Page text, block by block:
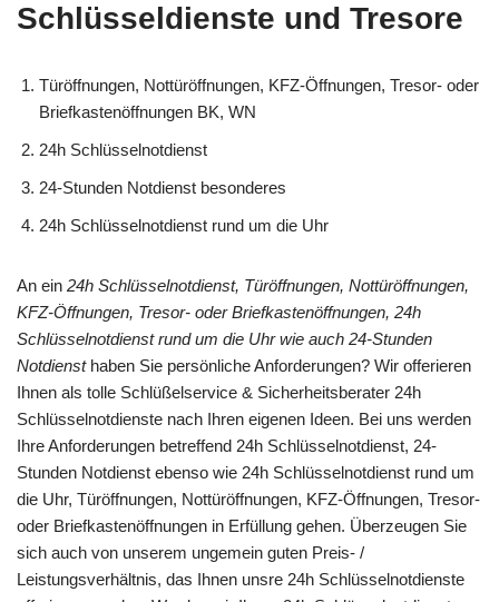
Schlüsseldienste und Tresore
Türöffnungen, Nottüröffnungen, KFZ-Öffnungen, Tresor- oder
Briefkastenöffnungen BK, WN
24h Schlüsselnotdienst
24-Stunden Notdienst besonderes
24h Schlüsselnotdienst rund um die Uhr
An ein 24h Schlüsselnotdienst, Türöffnungen, Nottüröffnungen,
KFZ-Öffnungen, Tresor- oder Briefkastenöffnungen, 24h
Schlüsselnotdienst rund um die Uhr wie auch 24-Stunden
Notdiensthaben Sie persönliche Anforderungen? Wir offerieren
Ihnen als tolle Schlüßelservice & Sicherheitsberater 24h
Schlüsselnotdienste nach Ihren eigenen Ideen. Bei uns werden
Ihre Anforderungen betreffend 24h Schlüsselnotdienst, 24-
Stunden Notdienst ebenso wie 24h Schlüsselnotdienst rund um
die Uhr, Türöffnungen, Nottüröffnungen, KFZ-Öffnungen, Tresor-
oder Briefkastenöffnungen in Erfüllung gehen. Überzeugen Sie
sich auch von unserem ungemein guten Preis- /
Leistungsverhältnis, das Ihnen unsre 24h Schlüsselnotdienste